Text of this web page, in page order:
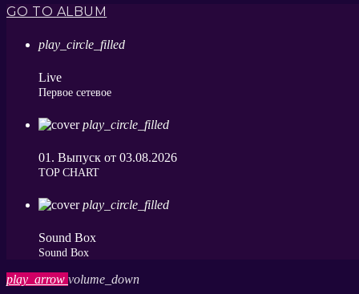
GO TO ALBUM
play_circle_filled
Live
Первое сетевое
play_circle_filled
01. Выпуск от 03.08.2026
ТОP CHART
play_circle_filled
Sound Box
Sound Box
play_arrow volume_down